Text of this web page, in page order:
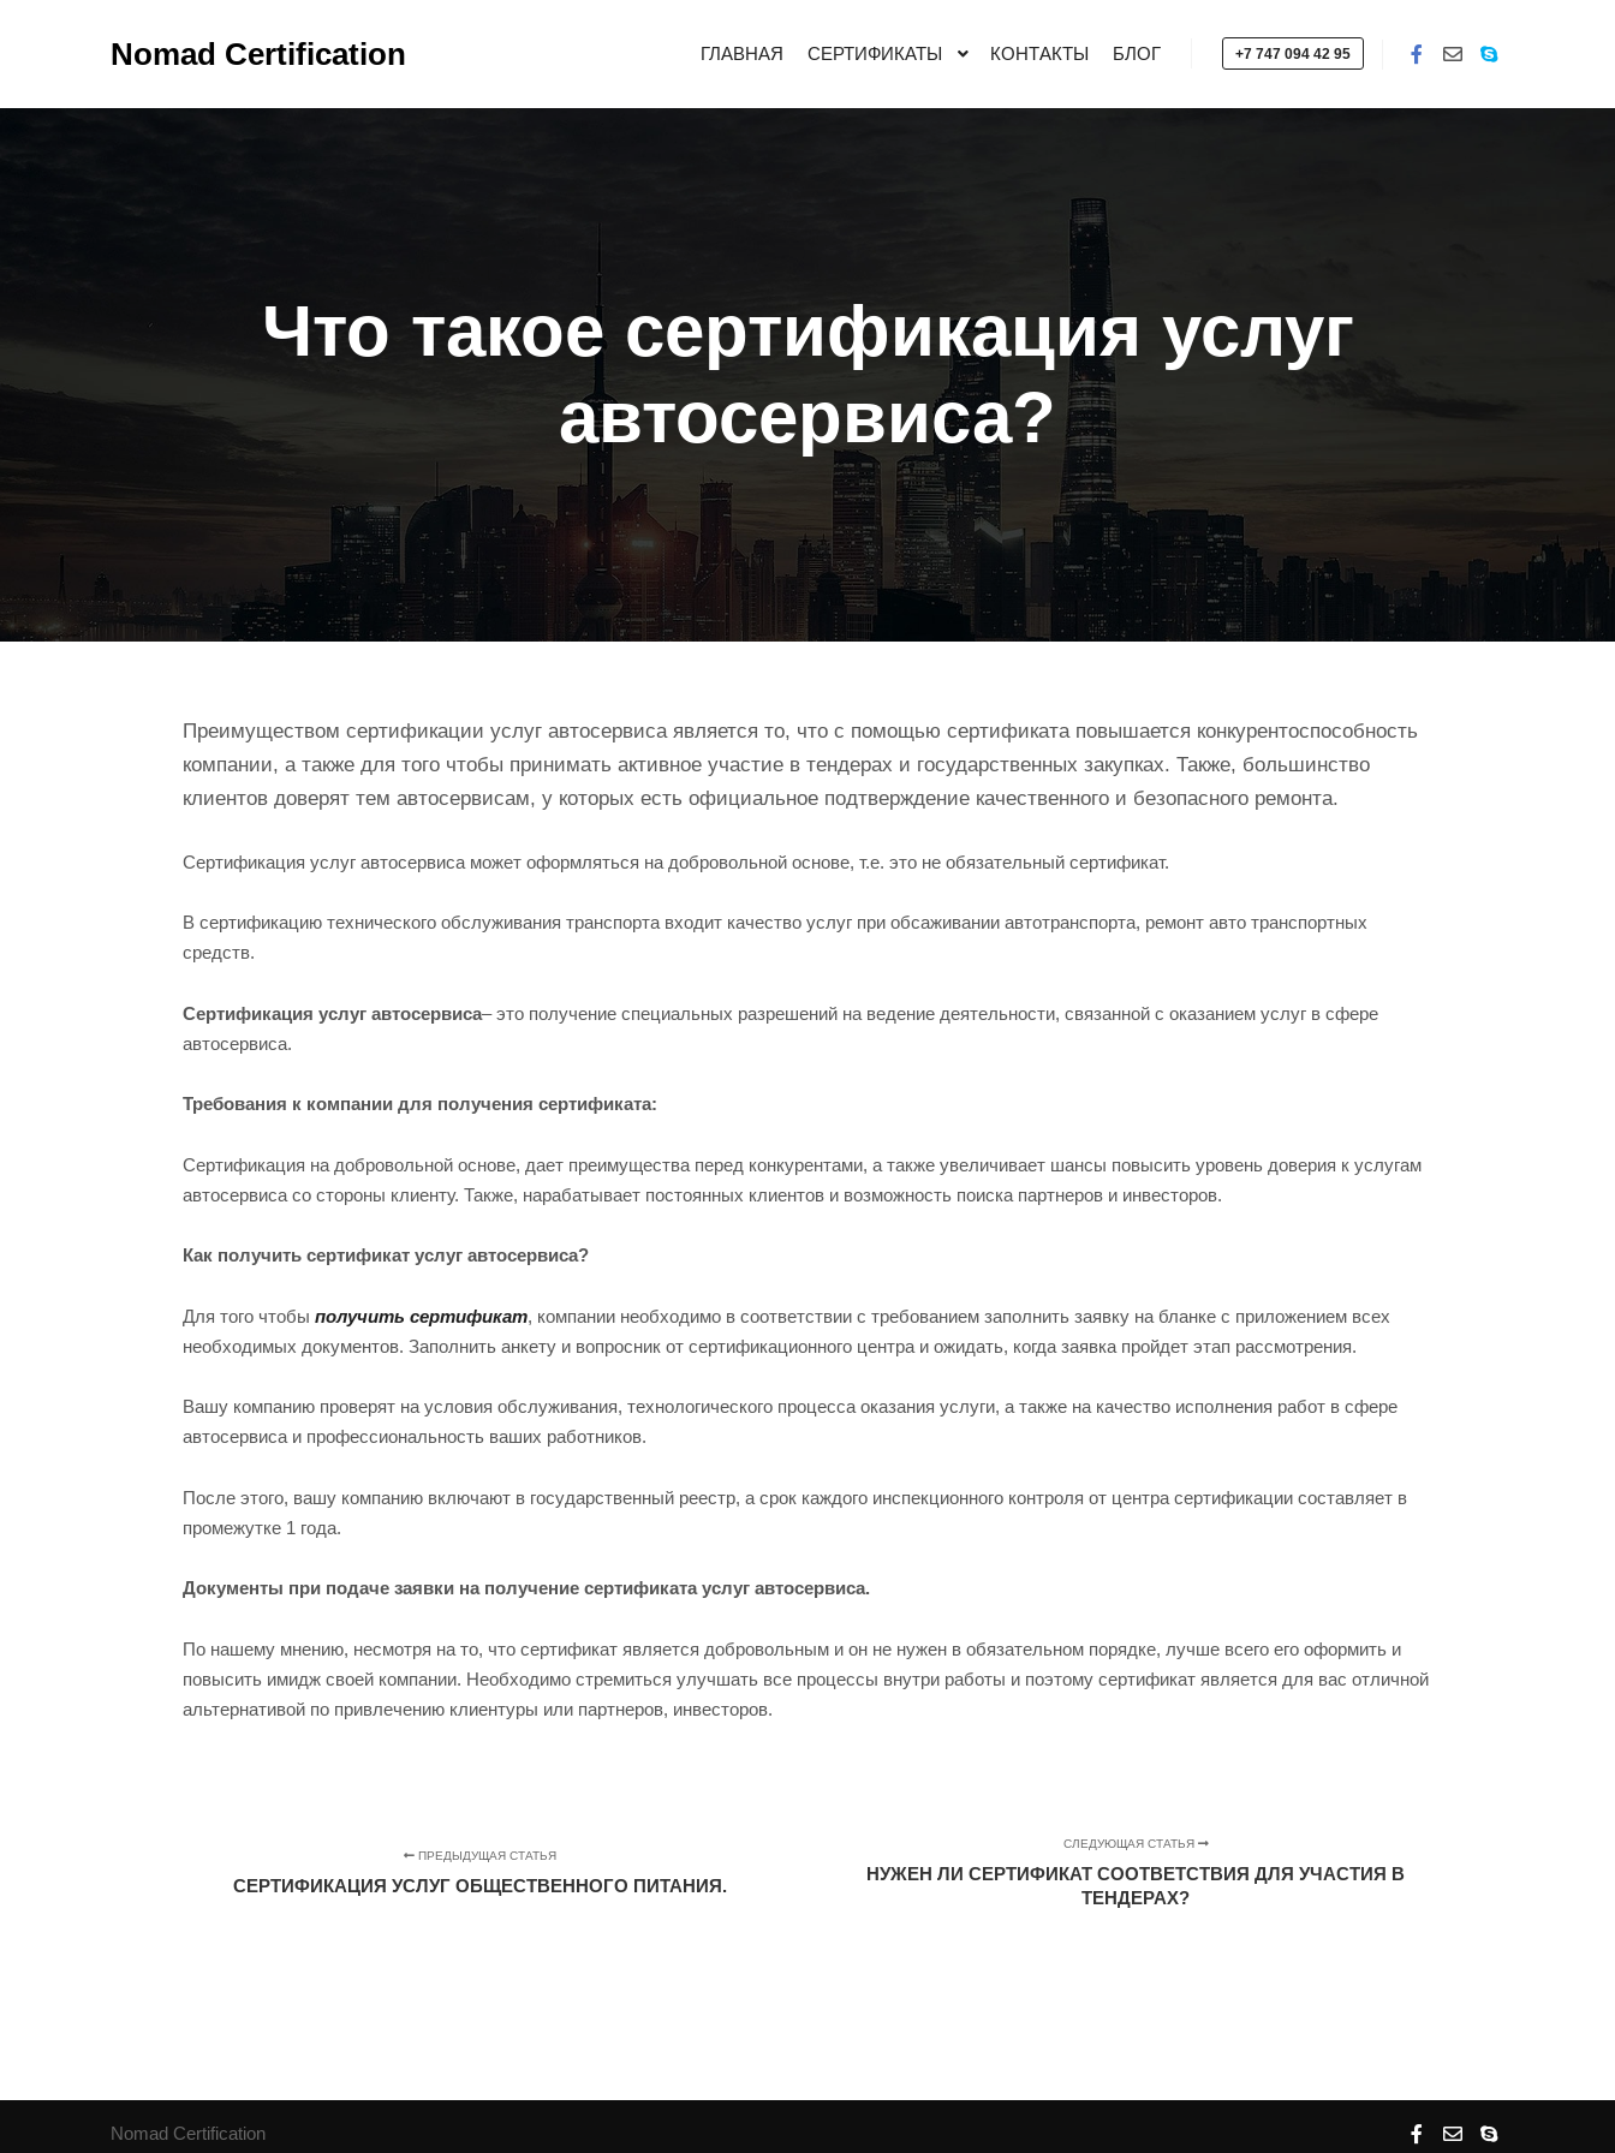
Nomad Certification ГЛАВНАЯ СЕРТИФИКАТЫ КОНТАКТЫ БЛОГ +7 747 094 42 95
Что такое сертификация услуг
автосервиса?
Преимуществом сертификации услуг автосервиса является то, что с помощью сертификата повышается конкурентоспособность
компании, а также для того чтобы принимать активное участие в тендерах и государственных закупках. Также, большинство
клиентов доверят тем автосервисам, у которых есть официальное подтверждение качественного и безопасного ремонта.
Сертификация услуг автосервиса может оформляться на добровольной основе, т.е. это не обязательный сертификат.
В сертификацию технического обслуживания транспорта входит качество услуг при обсаживании автотранспорта, ремонт авто транспортных
средств.
Сертификация услуг автосервиса– это получение специальных разрешений на ведение деятельности, связанной с оказанием услуг в сфере
автосервиса.
Требования к компании для получения сертификата:
Сертификация на добровольной основе, дает преимущества перед конкурентами, а также увеличивает шансы повысить уровень доверия к услугам
автосервиса со стороны клиенту. Также, нарабатывает постоянных клиентов и возможность поиска партнеров и инвесторов.
Как получить сертификат услуг автосервиса?
Для того чтобы получить сертификат, компании необходимо в соответствии с требованием заполнить заявку на бланке с приложением всех
необходимых документов. Заполнить анкету и вопросник от сертификационного центра и ожидать, когда заявка пройдет этап рассмотрения.
Вашу компанию проверят на условия обслуживания, технологического процесса оказания услуги, а также на качество исполнения работ в сфере
автосервиса и профессиональность ваших работников.
После этого, вашу компанию включают в государственный реестр, а срок каждого инспекционного контроля от центра сертификации составляет в
промежутке 1 года.
Документы при подаче заявки на получение сертификата услуг автосервиса.
По нашему мнению, несмотря на то, что сертификат является добровольным и он не нужен в обязательном порядке, лучше всего его оформить и
повысить имидж своей компании. Необходимо стремиться улучшать все процессы внутри работы и поэтому сертификат является для вас отличной
альтернативой по привлечению клиентуры или партнеров, инвесторов.
ПРЕДЫДУЩАЯ СТАТЬЯ
СЕРТИФИКАЦИЯ УСЛУГ ОБЩЕСТВЕННОГО ПИТАНИЯ.
СЛЕДУЮЩАЯ СТАТЬЯ
НУЖЕН ЛИ СЕРТИФИКАТ СООТВЕТСТВИЯ ДЛЯ УЧАСТИЯ В
ТЕНДЕРАХ?
Nomad Certification